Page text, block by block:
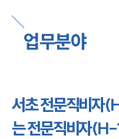
서초형사전문변호사
서초이혼전문변호사
서초학교폭력변호사
서초 분사무소 오시는 길
서초변호사상담 상담접수
채용정보
업무분야
서초 전문직비자
는 전문직비자